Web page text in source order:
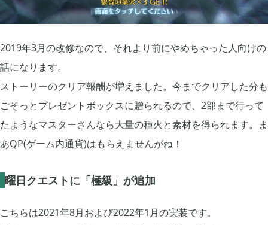
2019年3月の改修なので、それより前にやめちゃった人向けの
話になります。
ストーリーのクリア報酬が増えました。今までクリアした分も
ごそっとプレゼントボックスに贈られるので、2部まで行って
たようなマスターさんなら大量の種火と素材を得られます。ま
あQP(ゲーム内通貨)はもらえませんがね！
曜日クエストに「極級」が追加
こちらは2021年8月および2022年1月の実装です。
2019年12月 14
2019年11月 15
2019年10月 12
2019年08月
2019年07月